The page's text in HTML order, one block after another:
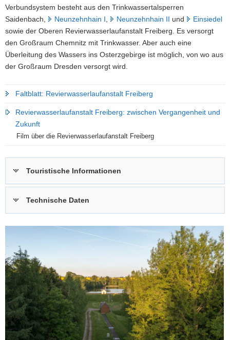
Verbundsystem besteht aus den Trinkwassertalsperren
Saidenbach,
Neunzehnhain I Neunzehnhain II und
Einsiedel
sowie der Oberen Revierwasserlaufanstalt Freiberg. Es versorgt
den Großraum Chemnitz mit Trinkwasser. Aber auch eine
Überleitung des Wassers ins Osterzgebirge ist möglich, von wo aus
der Großraum Dresden versorgt wird.
Faltblatt: Revierwasserlaufanstalt Freiberg
Revierwasserlaufanstalt Freiberg: zwischen Vergangenheit und
Zukunft
Film über die Revierwasserlaufanstalt Freiberg
Touristische Informationen
Technische Daten